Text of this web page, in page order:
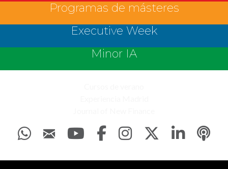
Programas de másteres
Executive Week
Minor IA